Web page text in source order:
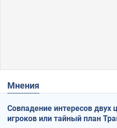
Мнения
Совпадение интересов двух
игроков или тайный план